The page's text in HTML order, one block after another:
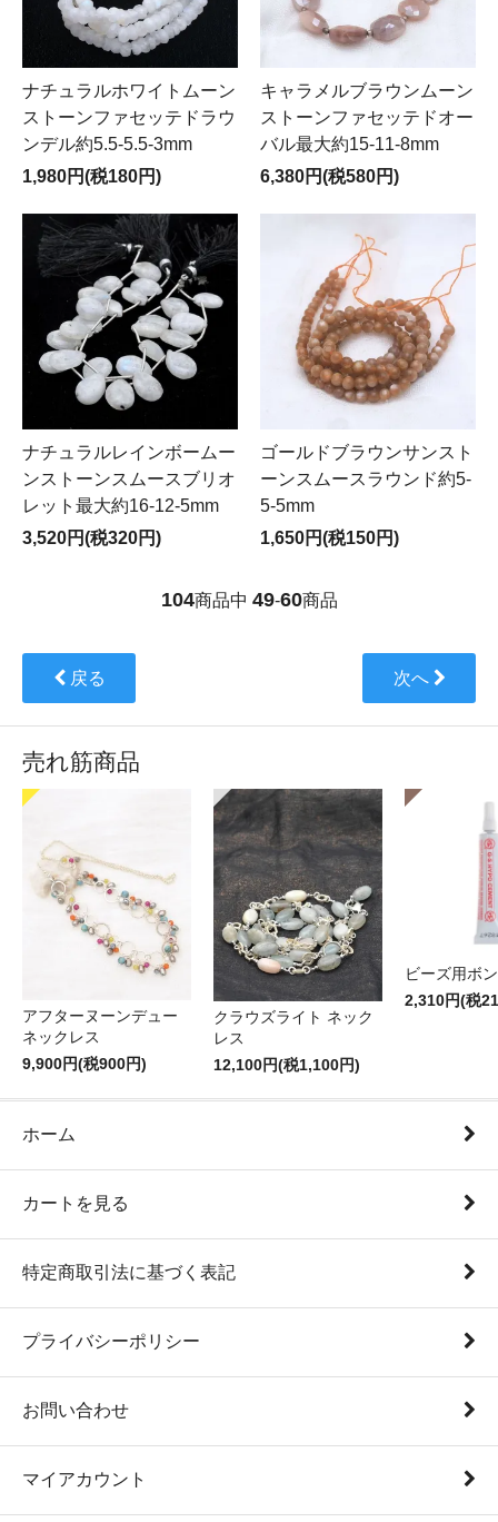
ナチュラルホワイトムーン
ストーンファセッテドラウ
ンデル約5.5-5.5-3mm
1,980円(税180円)
キャラメルブラウンムーン
ストーンファセッテドオー
バル最大約15-11-8mm
6,380円(税580円)
ナチュラルレインボームー
ンストーンスムースブリオ
レット最大約16-12-5mm
3,520円(税320円)
ゴールドブラウンサンスト
ーンスムースラウンド約5-
5-5mm
1,650円(税150円)
104商品中 49-60商品
戻る 次へ
売れ筋商品
アフターヌーンデュー
ネックレス
9,900円(税900円)
クラウズライト ネック
レス
12,100円(税1,100円)
ビーズ用ボ
2,310円(税
ホーム
カートを見る
特定商取引法に基づく表記
プライバシーポリシー
お問い合わせ
マイアカウント